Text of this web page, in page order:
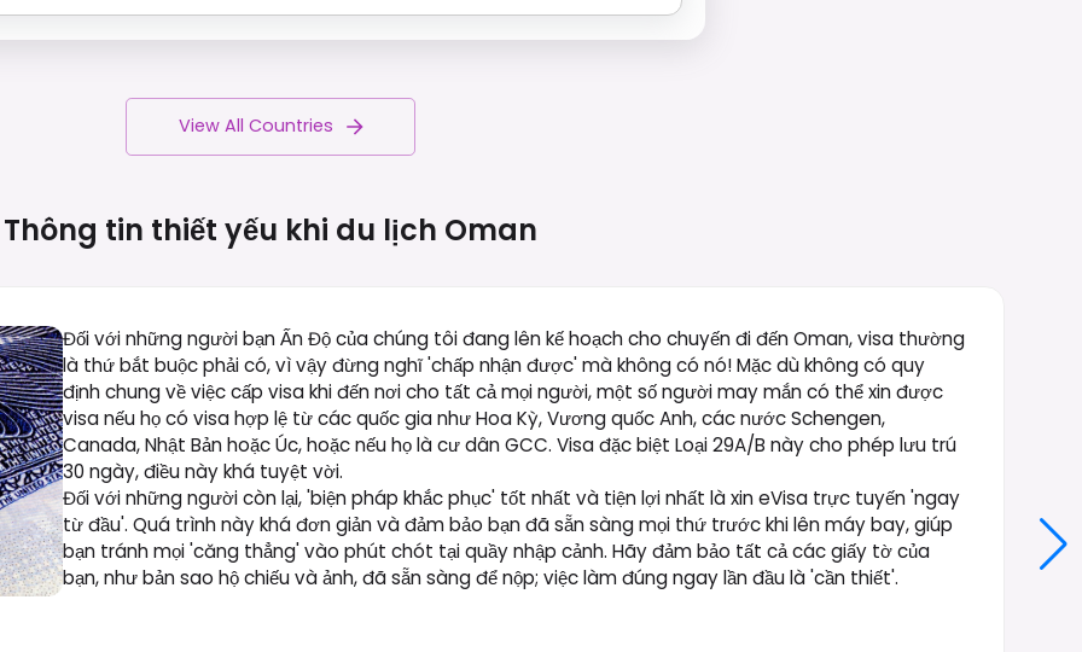
View All Countries
Thông tin thiết yếu khi du lịch Oman
Đối với những người bạn Ấn Độ của chúng tôi đang lên kế hoạch cho chuyến đi đến Oman, visa thường
là thứ bắt buộc phải có, vì vậy đừng nghĩ 'chấp nhận được' mà không có nó! Mặc dù không có quy
định chung về việc cấp visa khi đến nơi cho tất cả mọi người, một số người may mắn có thể xin được
visa nếu họ có visa hợp lệ từ các quốc gia như Hoa Kỳ, Vương quốc Anh, các nước Schengen,
Canada, Nhật Bản hoặc Úc, hoặc nếu họ là cư dân GCC. Visa đặc biệt Loại 29A/B này cho phép lưu trú
30 ngày, điều này khá tuyệt vời.
Đối với những người còn lại, 'biện pháp khắc phục' tốt nhất và tiện lợi nhất là xin eVisa trực tuyến 'ngay
từ đầu'. Quá trình này khá đơn giản và đảm bảo bạn đã sẵn sàng mọi thứ trước khi lên máy bay, giúp
bạn tránh mọi 'căng thẳng' vào phút chót tại quầy nhập cảnh. Hãy đảm bảo tất cả các giấy tờ của
bạn, như bản sao hộ chiếu và ảnh, đã sẵn sàng để nộp; việc làm đúng ngay lần đầu là 'cần thiết'.